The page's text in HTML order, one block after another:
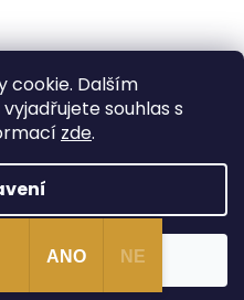
cookie. Dalším
souhlas s
zde.
Premium
. Všechna práva vyhrazena.
ANO NE